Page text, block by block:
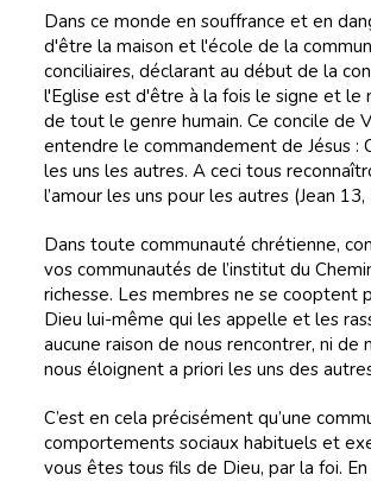
Dans ce monde en souffrance et en
d'être la maison et l'école de la
conciliaires, déclarant au début de la
l'Eglise est d'être à la fois le signe et le
de tout le genre humain. Ce concile de
entendre le commandement de Jésus :
les uns les autres. A ceci tous
l’amour les uns pour les autres (Jean
Dans toute communauté chrétienne,
vos communautés de l’institut du
richesse. Les membres ne se cooptent
Dieu lui-même qui les appelle et les
aucune raison de nous rencontrer, ni
nous éloignent a priori les uns des
C’est en cela précisément qu’une
comportements sociaux habituels et
vous êtes tous fils de Dieu, par la foi.